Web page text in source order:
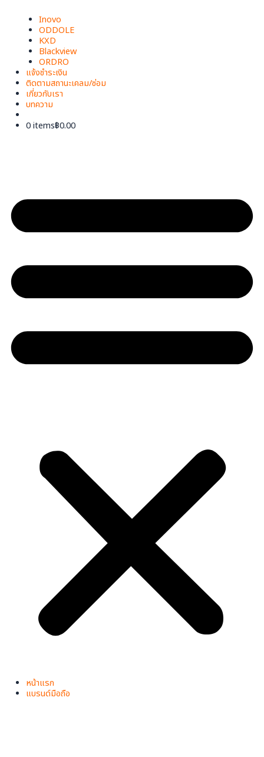
Inovo
ODDOLE
KXD
Blackview
ORDRO
แจ้งชำระเงิน
ติดตามสถานะเคลม/ซ่อม
เกี่ยวกับเรา
บทความ
0 items฿0.00
หน้าแรก
แบรนด์มือถือ